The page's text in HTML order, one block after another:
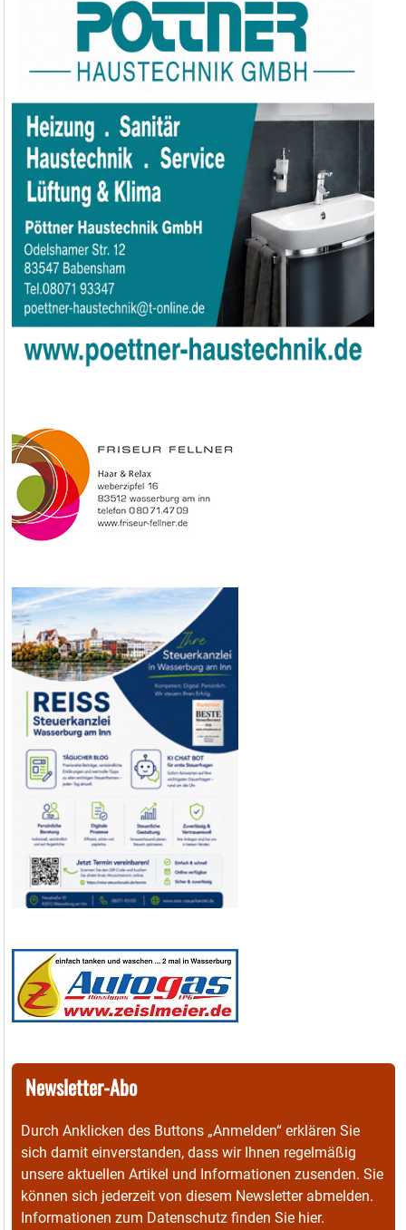
Newsletter-Abo
Durch Anklicken des Buttons „Anmelden“ erklären Sie
sich damit einverstanden, dass wir Ihnen regelmäßig
unsere aktuellen Artikel und Informationen zusenden. Sie
können sich jederzeit von diesem Newsletter abmelden.
Informationen zum Datenschutz finden Sie hier.